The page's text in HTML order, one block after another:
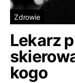
Zdrowie
Lekarz
kogo